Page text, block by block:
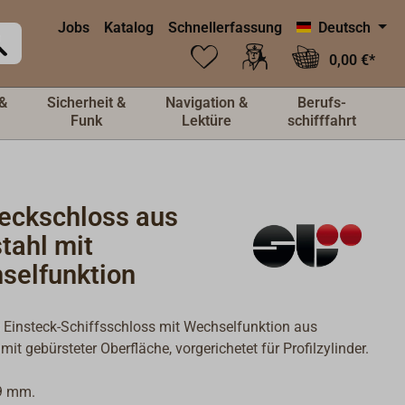
Jobs Katalog Schnellerfassung
Deutsch
0,00 €*
Sicherheit &
Funk
Navigation &
Lektüre
Berufs-
schifffahrt
aus
mit
Einsteck-Schiffsschloss mit Wechselfunktion aus
gebürsteter Oberfläche, vorgerichetet für Profilzylinder.
mm.